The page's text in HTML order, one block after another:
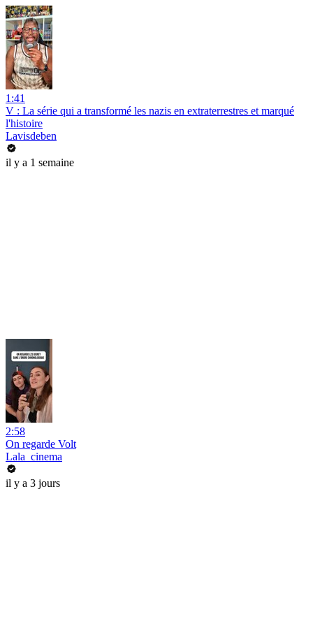
1:41
V : La série qui a transformé les nazis en extraterrestres et marqué
l'histoire
Lavisdeben
il y a 1 semaine
2:58
On regarde Volt
Lala_cinema
il y a 3 jours